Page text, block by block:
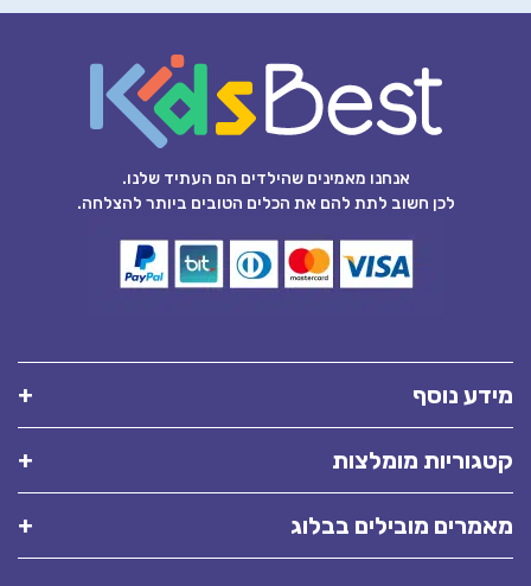
אנחנו מאמינים שהילדים הם העתיד שלנו.
לכן חשוב לתת להם את הכלים הטובים ביותר להצלחה.
מידע נוסף
קטגוריות מומלצות
מאמרים מובילים בבלוג